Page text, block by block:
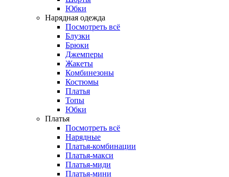
Юбки
Нарядная одежда
Посмотреть всё
Блузки
Брюки
Джемперы
Жакеты
Комбинезоны
Костюмы
Платья
Топы
Юбки
Платья
Посмотреть всё
Нарядные
Платья-комбинации
Платья-макси
Платья-миди
Платья-мини